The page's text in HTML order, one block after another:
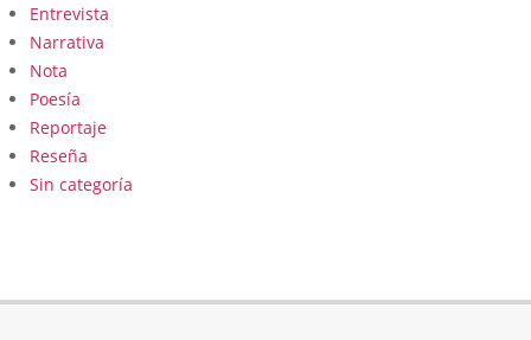
Entrevista
Narrativa
Nota
Poesía
Reportaje
Reseña
Sin categoría